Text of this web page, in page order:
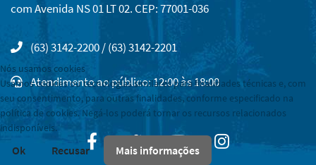
com Avenida NS 01 LT 02. CEP: 77001-036
(63) 3142-2200 / (63) 3142-2201
Atendimento ao público: 12:00 às 18:00
FacebookTwitterYoutubeInstagram
Nós usamos cookies
Usamos cookies ou tecnologias similares para finalidades técnicas e, com
seu consentimento, para outras finalidades, conforme especificado na
política de cookies. Negá-los poderá tornar os recursos relacionados
indisponíveis.
Ok Recusar Mais informações